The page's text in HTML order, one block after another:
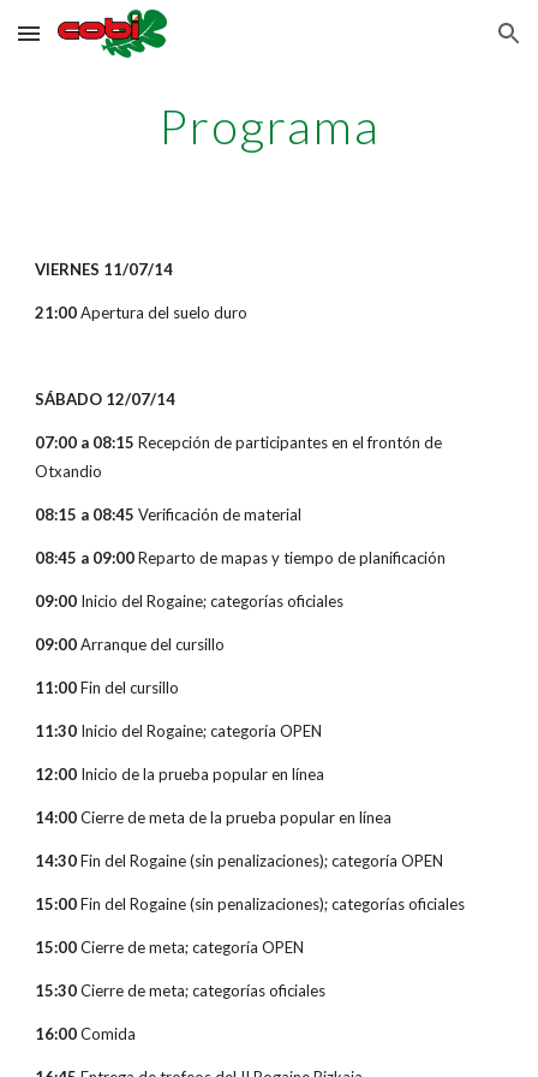
Skip to main content Skip to navigation
Programa
VIERNES 11/07/14
21:00Apertura del suelo duro
SÁBADO 12/07/14
07:00 a 08:15 Recepción de participantes en el frontón de
Otxandio
08:15 a 08:45 Verificación de material
08:45 a 09:00Reparto de mapas y tiempo de planificación
09:00 Inicio del Rogaine; categorías oficiales
09:00Arranque del cursillo
11:00Fin del cursillo
11:30 Inicio del Rogaine; categoría OPEN
12:00 Inicio de la prueba popular en línea
14:00Cierre de meta de la prueba popular en línea
14:30Fin del Rogaine (sin penalizaciones); categoría OPEN
15:00Fin del Rogaine (sin penalizaciones); categorías oficiales
15:00Cierre de meta; categoría OPEN
15:30Cierre de meta; categorías oficiales
16:00Comida